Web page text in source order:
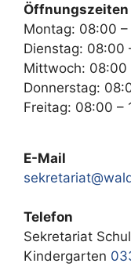
Montag: 08:00 –
Dienstag: 08:00
Mittwoch: 08:00
Donnerstag:
Freitag: 08:00 –
E-Mail
Telefon
Sekretariat
Kindergarten